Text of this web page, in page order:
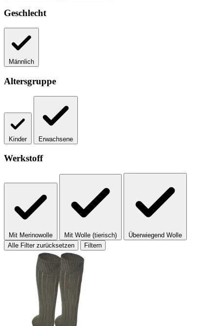
Geschlecht
Männlich
Altersgruppe
Kinder Erwachsene
Werkstoff
Mit Merinowolle Mit Wolle (tierisch)
Überwiegend Wolle
Alle Filter zurücksetzen
Filtern